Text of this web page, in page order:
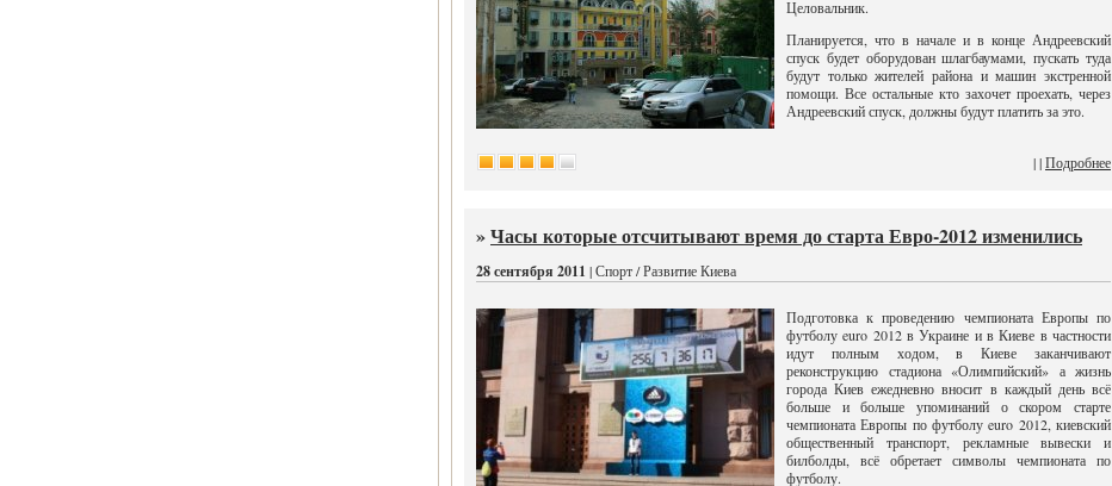
Целовальник.
Планируется, что в начале и в конце Андреевский
спуск будет оборудован шлагбаумами, пускать туда
будут только жителей района и машин экстренной
помощи. Все остальные кто захочет проехать, через
Андреевский спуск, должны будут платить за это.
| |Подробнее
»Часы которые отсчитывают время до старта Евро-2012 изменились
28 сентября 2011 | Спорт / Развитие Киева
Подготовка к проведению чемпионата Европы по
футболу euro 2012 в Украине и в Киеве в частности
идут полным ходом, в Киеве заканчивают
реконструкцию стадиона «Олимпийский» а жизнь
города Киев ежедневно вносит в каждый день всё
больше и больше упоминаний о скором старте
чемпионата Европы по футболу euro 2012, киевский
общественный транспорт, рекламные вывески и
билболды, всё обретает символы чемпионата по
футболу.